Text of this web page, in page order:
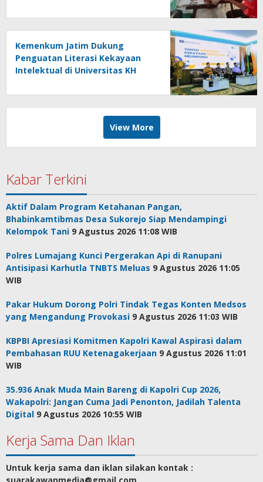
Kemenkum Jatim Dukung
Penguatan Literasi Kekayaan
Intelektual di Universitas KH
View More
Kabar Terkini
Aktif Dalam Program Ketahanan Pangan,
Bhabinkamtibmas Desa Sukorejo Siap Mendampingi
Kelompok Tani 9 Agustus 2026 11:08 WIB
Polres Lumajang Kunci Pergerakan Api di Ranupani
Antisipasi Karhutla TNBTS Meluas 9 Agustus 2026 11:05
WIB
Pakar Hukum Dorong Polri Tindak Tegas Konten Medsos
yang Mengandung Provokasi 9 Agustus 2026 11:03 WIB
KBPBI Apresiasi Komitmen Kapolri Kawal Aspirasi dalam
Pembahasan RUU Ketenagakerjaan 9 Agustus 2026 11:01
WIB
35.936 Anak Muda Main Bareng di Kapolri Cup 2026,
Wakapolri: Jangan Cuma Jadi Penonton, Jadilah Talenta
Digital 9 Agustus 2026 10:55 WIB
Kerja Sama Dan Iklan
Untuk kerja sama dan iklan silakan kontak :